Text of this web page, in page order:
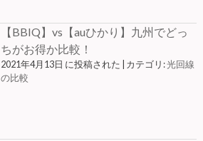
【BBIQ】vs【auひかり】九州でどっ
ちがお得か比較！
2021年4月13日 に投稿された カテゴリ:光回線
の比較